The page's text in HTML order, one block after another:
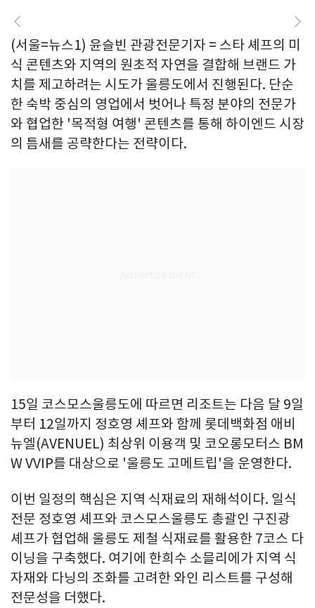
(서울=뉴스1) 윤슬빈 관광전문기자 = 스타 셰프의 미
식 콘텐츠와 지역의 원초적 자연을 결합해 브랜드 가
치를 제고하려는 시도가 울릉도에서 진행된다. 단순
한 숙박 중심의 영업에서 벗어나 특정 분야의 전문가
와 협업한 '목적형 여행' 콘텐츠를 통해 하이엔드 시장
의 틈새를 공략한다는 전략이다.
15일 코스모스울릉도에 따르면 리조트는 다음 달 9일
부터 12일까지 정호영 셰프와 함께 롯데백화점 애비
뉴엘(AVENUEL) 최상위 이용객 및 코오롱모터스 BM
W VVIP를 대상으로 '울릉도 고메트립'을 운영한다.
이번 일정의 핵심은 지역 식재료의 재해석이다. 일식
전문 정호영 셰프와 코스모스울릉도 총괄인 구진광
셰프가 협업해 울릉도 제철 식재료를 활용한 7코스 다
이닝을 구축했다. 여기에 한희수 소믈리에가 지역 식
자재와 다닝의 조화를 고려한 와인 리스트를 구성해
전문성을 더했다.